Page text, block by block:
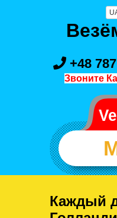
+48
Звоните
Каждый